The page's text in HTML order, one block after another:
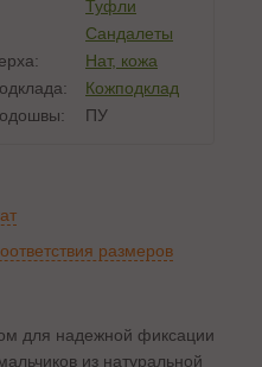
Туфли
Сандалеты
Нат, кожа
Кожподклад
ПУ
размеров
для надежной фиксации
из натуральной